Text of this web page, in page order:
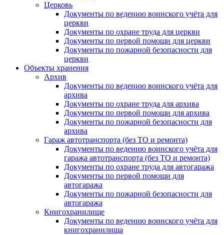
Церковь
Документы по ведению воинского учёта для
церкви
Документы по охране труда для церкви
Документы по первой помощи для церкви
Документы по пожарной безопасности для
церкви
Объекты хранения
Архив
Документы по ведению воинского учёта для
архива
Документы по охране труда для архива
Документы по первой помощи для архива
Документы по пожарной безопасности для
архива
Гараж автотранспорта (без ТО и ремонта)
Документы по ведению воинского учёта для
гаража автотранспорта (без ТО и ремонта)
Документы по охране труда для автогаража
Документы по первой помощи для
автогаража
Документы по пожарной безопасности для
автогаража
Книгохранилище
Документы по ведению воинского учёта для
книгохранилища